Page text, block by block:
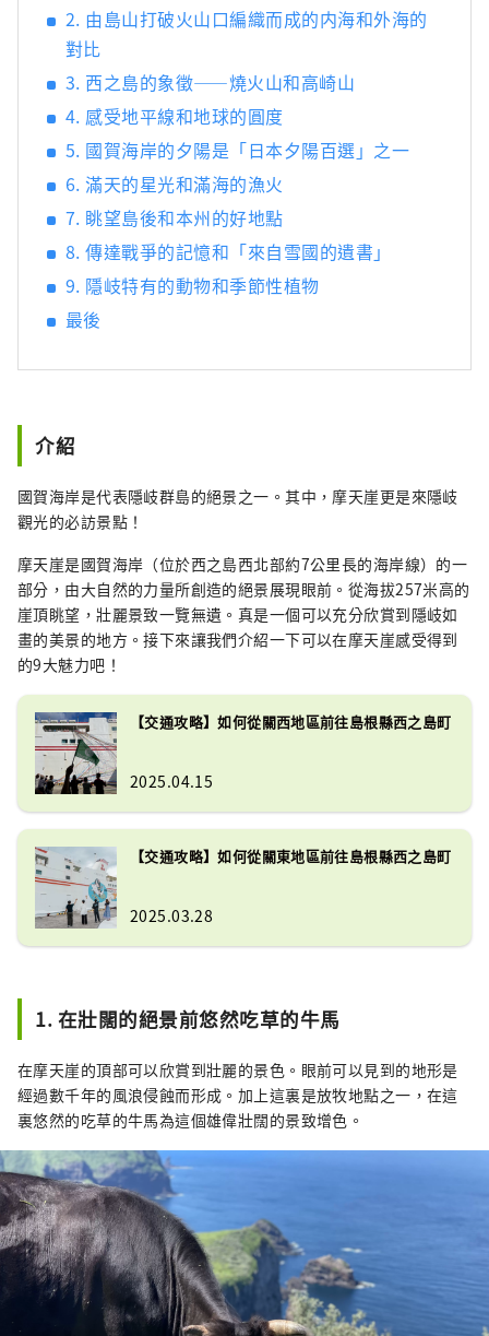
2. 由島山打破火山口編織而成的内海和外海的
對比
3. 西之島的象徵——燒火山和高崎山
4. 感受地平線和地球的圓度
5. 國賀海岸的夕陽是「日本夕陽百選」之一
6. 滿天的星光和滿海的漁火
7. 眺望島後和本州的好地點
8. 傳達戰爭的記憶和「來自雪國的遺書」
9. 隱岐特有的動物和季節性植物
最後
介紹
國賀海岸是代表隱岐群島的絕景之一。其中，摩天崖更是來隱岐
觀光的必訪景點！
摩天崖是國賀海岸（位於西之島西北部約7公里長的海岸線）的一
部分，由大自然的力量所創造的絕景展現眼前。從海拔257米高的
崖頂眺望，壯麗景致一覽無遺。真是一個可以充分欣賞到隱岐如
畫的美景的地方。接下來讓我們介紹一下可以在摩天崖感受得到
的9大魅力吧！
【交通攻略】如何從關西地區前往島根縣西之島町
2025.04.15
【交通攻略】如何從關東地區前往島根縣西之島町
2025.03.28
1. 在壯闊的絕景前悠然吃草的牛馬
在摩天崖的頂部可以欣賞到壯麗的景色。眼前可以見到的地形是
經過數千年的風浪侵蝕而形成。加上這裏是放牧地點之一，在這
裏悠然的吃草的牛馬為這個雄偉壯闊的景致增色。